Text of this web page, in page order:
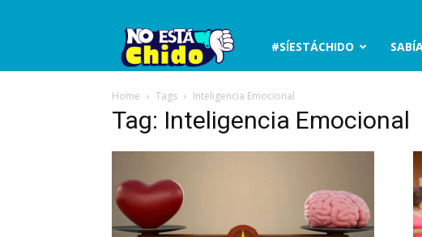
No
está
#SÍESTÁCHIDO
Home Tags Inteligencia Emocional
Tag: Inteligencia Emocional